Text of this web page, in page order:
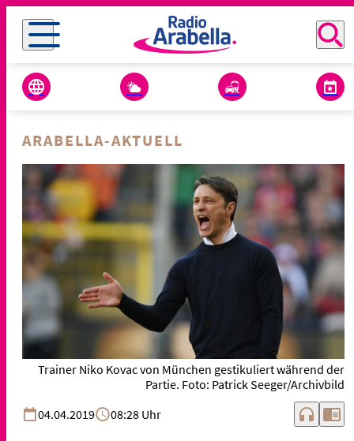
ARABELLA-AKTUELL
Trainer Niko Kovac von München gestikuliert während der
Partie. Foto: Patrick Seeger/Archivbild
04.04.2019
08:28 Uhr headphones chrome_reader_mode